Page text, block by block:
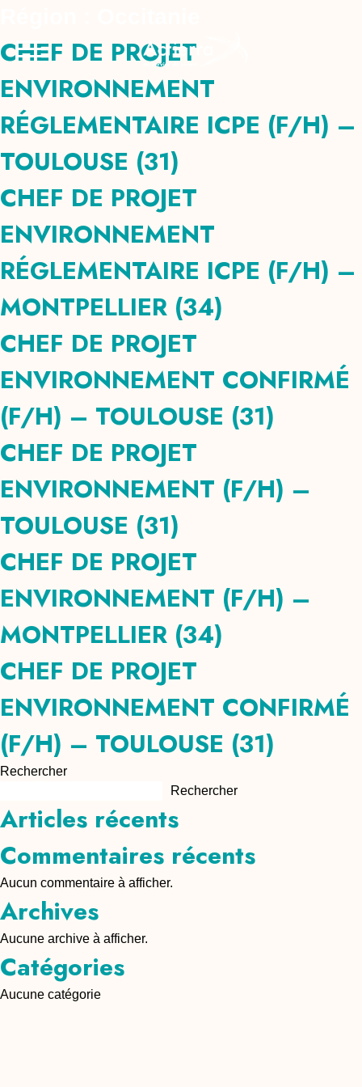
content
CHEF DE PROJET
ENVIRONNEMENT
RÉGLEMENTAIRE ICPE (F/H) –
TOULOUSE (31)
CHEF DE PROJET
ENVIRONNEMENT
RÉGLEMENTAIRE ICPE (F/H) –
MONTPELLIER (34)
CHEF DE PROJET
ENVIRONNEMENT CONFIRMÉ
(F/H) – TOULOUSE (31)
CHEF DE PROJET
ENVIRONNEMENT (F/H) –
TOULOUSE (31)
CHEF DE PROJET
ENVIRONNEMENT (F/H) –
MONTPELLIER (34)
CHEF DE PROJET
ENVIRONNEMENT CONFIRMÉ
(F/H) – TOULOUSE (31)
Rechercher
Rechercher
Articles récents
Commentaires récents
Aucun commentaire à afficher.
Archives
Aucune archive à afficher.
Catégories
Aucune catégorie